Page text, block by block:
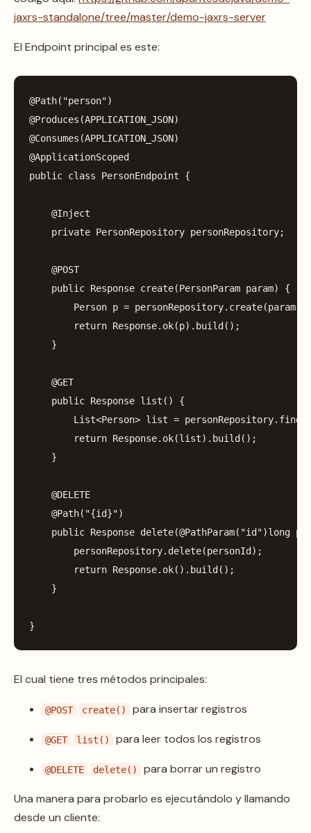
jaxrs-standalone/tree/master/demo-jaxrs-server
El Endpoint principal es este:
@Path( "person")
@Produces (APPLICATION_JSON)
@Consumes (APPLICATION_JSON)
@ApplicationScoped
public class PersonEndpoint {
@Inject
private PersonRepository personRepository;
@POST
public Response create(PersonParam param)
{
Person p = personRepository. create(param.
return Response. ok(p). build ();
}
@GET
public Response list ()
{
List<Person> list = personRepository.
return Response. ok(list). build ();
}
@DELETE
@Path( "{id}")
public Response delete(@PathParam( "id")long
personRepository. delete(personId );
return Response. ok(). build ();
}
}
El cual tiene tres métodos principales:
@POST create() para insertar registros
@GET list() para leer todos los registros
@DELETE delete() para borrar un registro
Una manera para probarlo es ejecutándolo y llamando
desde un cliente: